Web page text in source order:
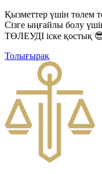
Қызметтер үшін төлем
Сізге ыңғайлы болу
ТӨЛЕУДІ іске қостық
Толығырақ